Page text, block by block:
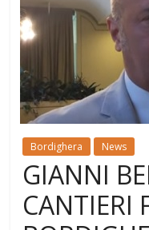
Bordighera News
GIANNI
CANTIERI